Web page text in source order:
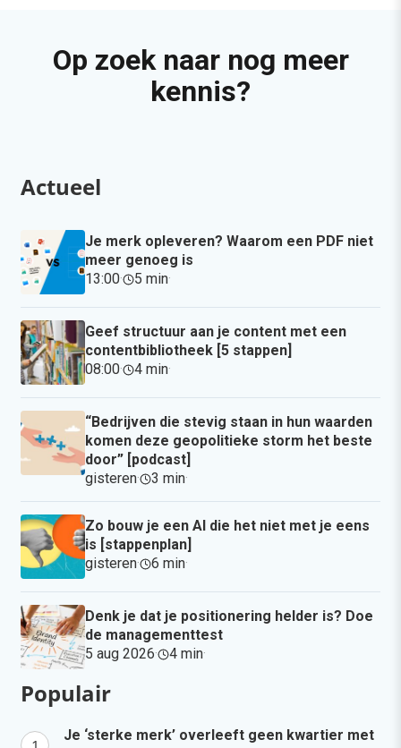
Op zoek naar nog meer
kennis?
Actueel
Je merk opleveren? Waarom een PDF niet
meer genoeg is
13:00· 5 min·
Geef structuur aan je content met een
contentbibliotheek [5 stappen]
08:00· 4 min·
“Bedrijven die stevig staan in hun waarden
komen deze geopolitieke storm het beste
door” [podcast]
gisteren· 3 min·
Zo bouw je een AI die het niet met je eens
is [stappenplan]
gisteren· 6 min·
Denk je dat je positionering helder is? Doe
de managementtest
5 aug 2026· 4 min·
Populair
Je ‘sterke merk’ overleeft geen kwartier met